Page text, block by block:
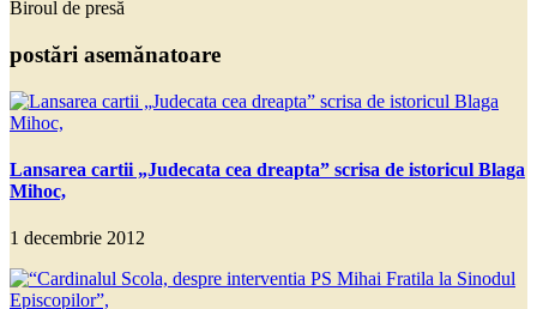
Biroul de presă
postări asemănatoare
Lansarea cartii „Judecata cea dreapta” scrisa de istoricul Blaga
Mihoc,
1 decembrie 2012